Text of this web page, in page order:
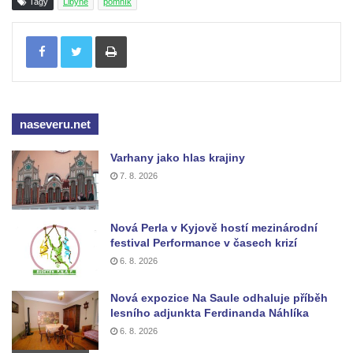
Hrob Oldřicha Pokorného na hřbitově v
Hrob Antonína Krejcárka na hřbitově v
Hrob Josefa Fořta na hřbitově v
Chlumčanech
Hrob vojáků Rudé armády na hřbitově v
Chlumčanech
Hrob Arnošta a Václava Šůmových na
hřbitově v Chlumčanech
Pomník obětem 1. a 2. světové války v
Chlumčanech
Pomník obětem 1. a 2. světové války ve
Vlčím
Pomník obětem 1. a 2. světové války v
Tisknout
naseveru.net
Varhany jako hlas krajiny
7. 8. 2026
Nová Perla v Kyjově hostí mezinárodní
festival Performance v časech krizí
6. 8. 2026
Nová expozice Na Saule odhaluje příběh
lesního adjunkta Ferdinanda Náhlíka
6. 8. 2026